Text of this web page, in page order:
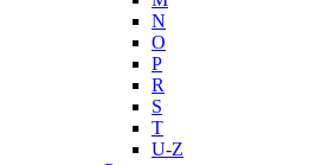
N
O
P
R
S
T
U-Z